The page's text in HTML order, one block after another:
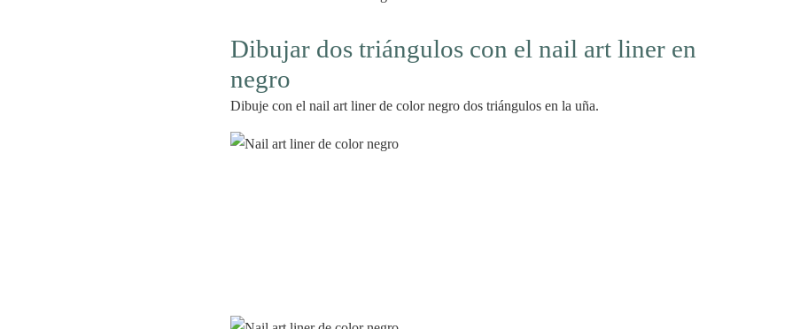
Dibujar dos triángulos con el nail art liner en
negro
Dibuje con el nail art liner de color negro dos triángulos en la uña.